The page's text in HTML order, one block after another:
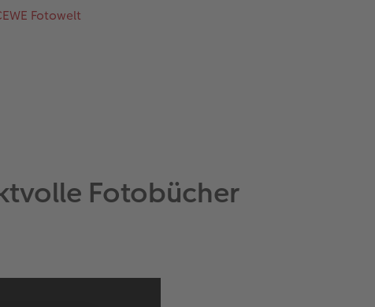
Fotowelt
Fotobücher